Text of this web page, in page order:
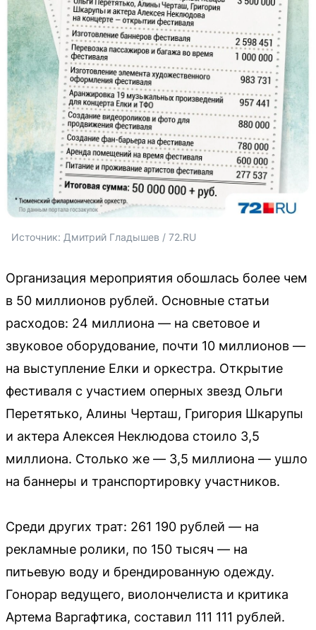
Источник: Дмитрий Гладышев / 72.RU
Организация мероприятия обошлась более чем
в 50 миллионов рублей. Основные статьи
расходов: 24 миллиона — на световое и
звуковое оборудование, почти 10 миллионов —
на выступление Елки и оркестра. Открытие
фестиваля с участием оперных звезд Ольги
Перетятько, Алины Черташ, Григория Шкарупы
и актера Алексея Неклюдова стоило 3,5
миллиона. Столько же — 3,5 миллиона — ушло
на баннеры и транспортировку участников.
Среди других трат: 261 190 рублей — на
рекламные ролики, по 150 тысяч — на
питьевую воду и брендированную одежду.
Гонорар ведущего, виолончелиста и критика
Артема Варгафтика, составил 111 111 рублей.